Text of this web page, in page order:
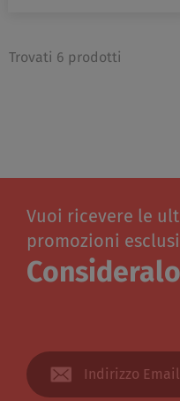
Trovati 6 prodotti
Vuoi ricevere le
promozioni